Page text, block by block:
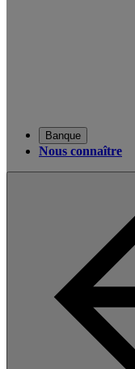
Banque
Nous connaître